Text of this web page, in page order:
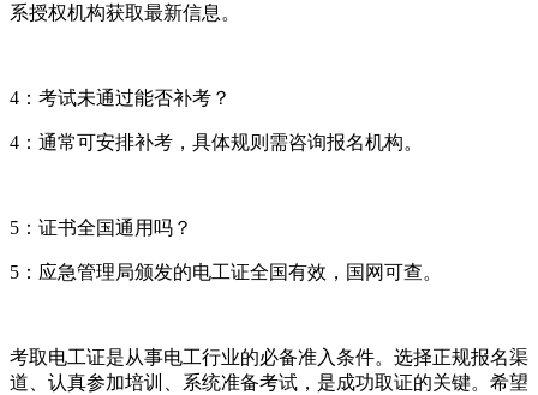
系授权机构获取最新信息。
4：考试未通过能否补考？
4：通常可安排补考，具体规则需咨询报名机构。
5：证书全国通用吗？
5：应急管理局颁发的电工证全国有效，国网可查。
考取电工证是从事电工行业的必备准入条件。选择正规报名渠
道、认真参加培训、系统准备考试，是成功取证的关键。希望